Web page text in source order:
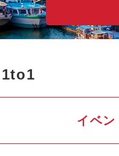
1to1
イベン